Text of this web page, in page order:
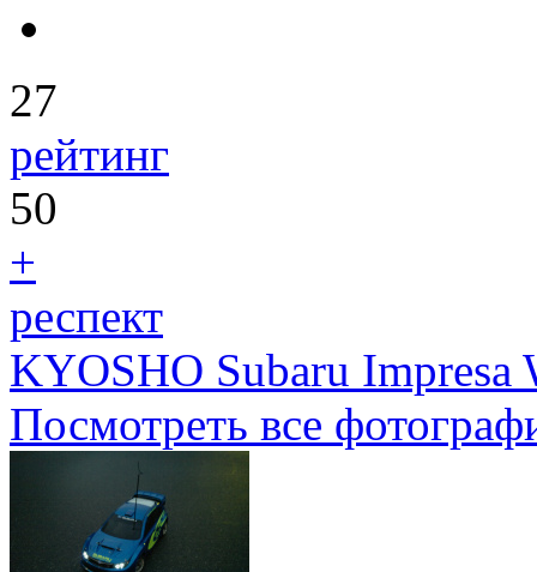
27
рейтинг
50
+
респект
KYOSHO Subaru Impresa
Посмотреть все